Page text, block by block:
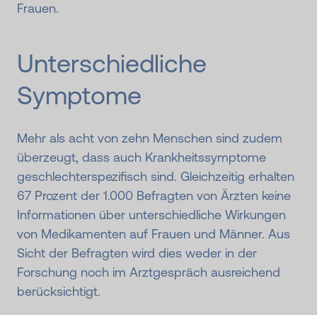
Frauen.
Unterschiedliche
Symptome
Mehr als acht von zehn Menschen sind zudem
überzeugt, dass auch Krankheitssymptome
geschlechterspezifisch sind. Gleichzeitig erhalten
67 Prozent der 1.000 Befragten von Ärzten keine
Informationen über unterschiedliche Wirkungen
von Medikamenten auf Frauen und Männer. Aus
Sicht der Befragten wird dies weder in der
Forschung noch im Arztgespräch ausreichend
berücksichtigt.